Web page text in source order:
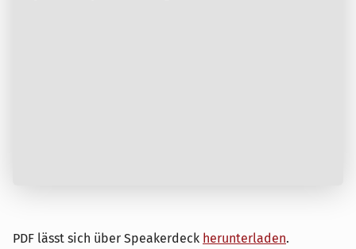
PDF lässt sich über Speakerdeck herunterladen.